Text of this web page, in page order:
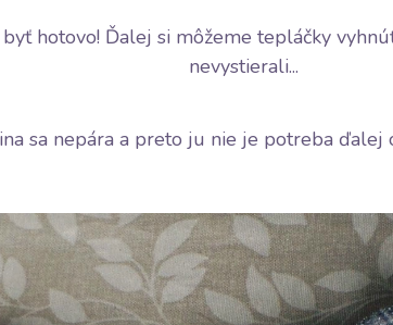
hotovo! Ďalej si môžeme tepláčky
nevystierali...
sa nepára a preto ju nie je potreba ďalej